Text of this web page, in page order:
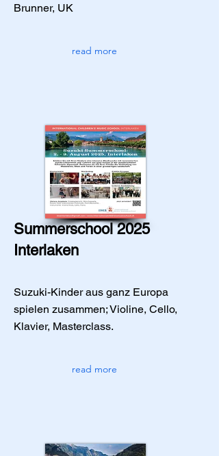
Brunner, UK
read more
Summerschool 2025
Interlaken
Suzuki-Kinder aus ganz Europa
spielen zusammen; Violine, Cello,
Klavier, Masterclass.
read more